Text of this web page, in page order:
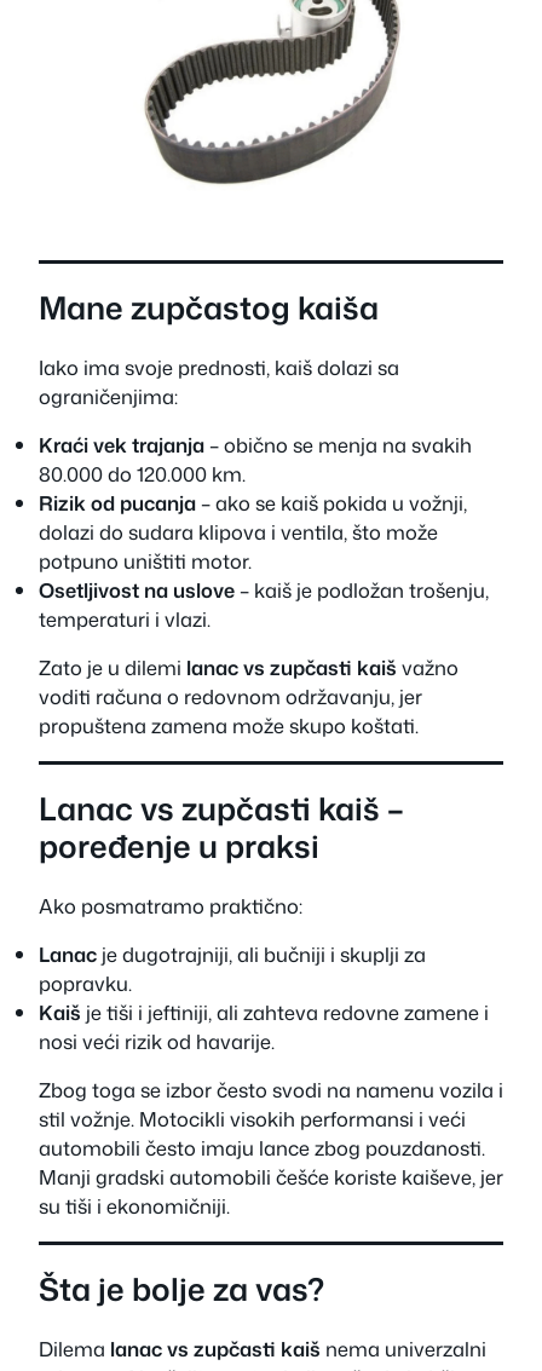
Mane zupčastog kaiša
Iako ima svoje prednosti, kaiš dolazi sa
ograničenjima:
Kraći vek trajanja– obično se menja na svakih
80.000 do 120.000 km.
Rizik od pucanja– ako se kaiš pokida u vožnji,
dolazi do sudara klipova i ventila, što može
potpuno uništiti motor.
Osetljivost na uslove– kaiš je podložan trošenju,
temperaturi i vlazi.
Zato je u dilemi lanac vs zupčasti kaiš važno
voditi računa o redovnom održavanju, jer
propuštena zamena može skupo koštati.
Lanac vs zupčasti kaiš –
poređenje u praksi
Ako posmatramo praktično:
Lanac je dugotrajniji, ali bučniji i skuplji za
popravku.
Kaiš je tiši i jeftiniji, ali zahteva redovne zamene i
nosi veći rizik od havarije.
Zbog toga se izbor često svodi na namenu vozila i
stil vožnje. Motocikli visokih performansi i veći
automobili često imaju lance zbog pouzdanosti.
Manji gradski automobili češće koriste kaiševe, jer
su tiši i ekonomičniji.
Šta je bolje za vas?
Dilema lanac vs zupčasti kaiš nema univerzalni